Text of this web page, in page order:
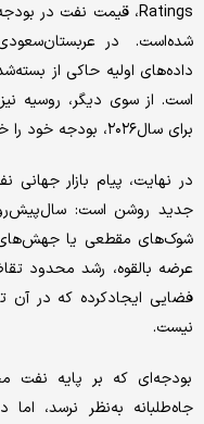
شده‌است. در
برای سال‌۲۰۲۶، بودجه ‌خود را خواهد بست.
در نهایت، پیام بازار جهانی
جدید روشن است:
شوک‌های مقطعی یا جهش‌‌‌‌های
عرضه بالقوه، رشد محدود
فضایی ایجاد‌کرده که در آن
نیست.
بودجه‌‌‌‌ای که بر پایه نفت
جاه‌‌‌‌طلبانه به‌نظر نرسد،